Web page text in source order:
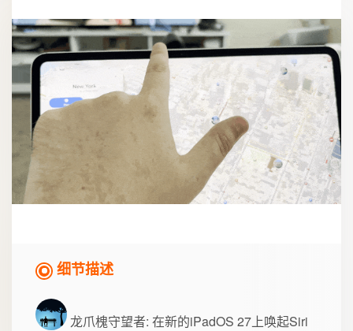
细节描述
龙爪槐守望者: 在新的iPadOS 27上唤起Siri